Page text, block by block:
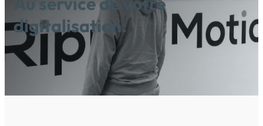
digitalisation.